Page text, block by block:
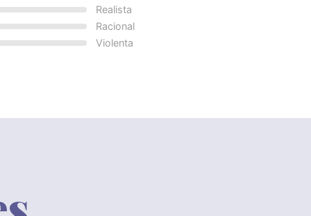
Realista
Racional
Violenta